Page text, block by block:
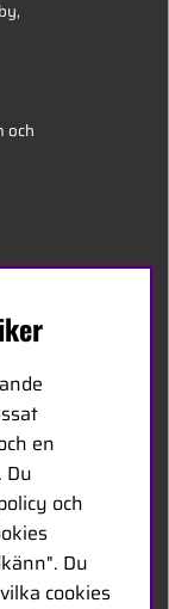
och
en
Du
och
Du
cookies